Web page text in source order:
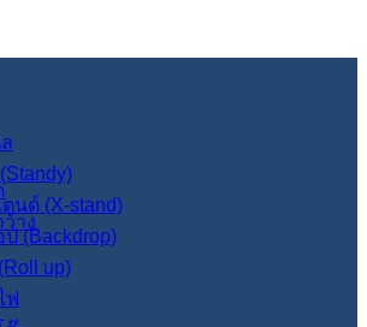
นด์ (X-stand)
(Backdrop)
up)
ฟ
าง